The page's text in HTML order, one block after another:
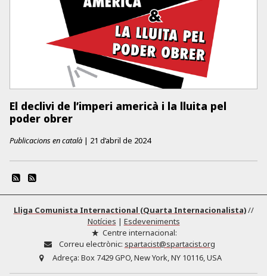
El declivi de l’imperi americà i la lluita pel
poder obrer
Publicacions en català | 21 d’abril de 2024
Lliga Comunista Internactional (Quarta Internacionalista)//
Notícies | Esdeveniments
Centre internacional:
Correu electrònic: spartacist@spartacist.org
Adreça: Box 7429 GPO, New York, NY 10116, USA